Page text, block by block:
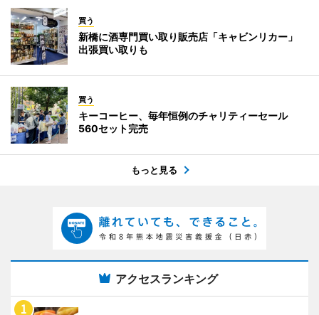
買う
新橋に酒専門買い取り販売店「キャビンリカー」
出張買い取りも
買う
キーコーヒー、毎年恒例のチャリティーセール
560セット完売
もっと見る
アクセスランキング